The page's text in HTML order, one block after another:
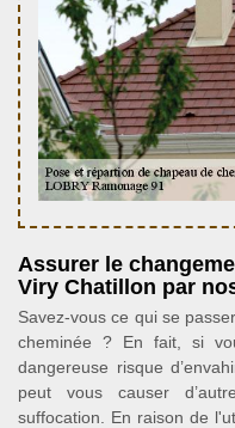
Assurer le
Viry Chatillon par
Savez-vous ce qui se
cheminée ? En fait, si
dangereuse risque
peut vous causer
suffocation. En raison de